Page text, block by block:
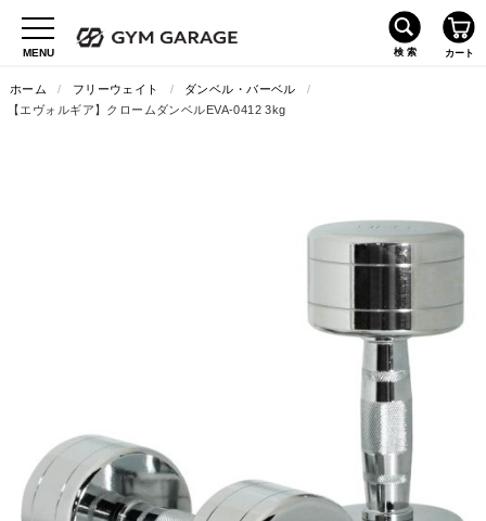
ホーム / フリーウェイト / ダンベル・バーベル
/
【エヴォルギア】クロームダンベルEVA-0412 3kg